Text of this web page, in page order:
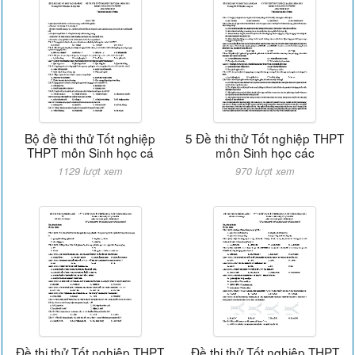
Bộ đề thi thử Tốt nghiệp
THPT môn Sinh học cá
1129 lượt xem
5 Đề thi thử Tốt nghiệp THPT
môn Sinh học các
970 lượt xem
Đề thi thử Tốt nghiệp THPT Đề thi thử Tốt nghiệp THPT